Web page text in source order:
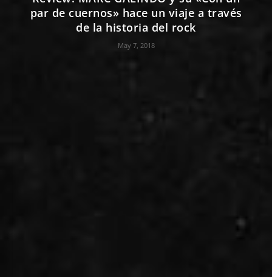
par de cuernos» hace un viaje a través
de la historia del rock
May 7, 2018